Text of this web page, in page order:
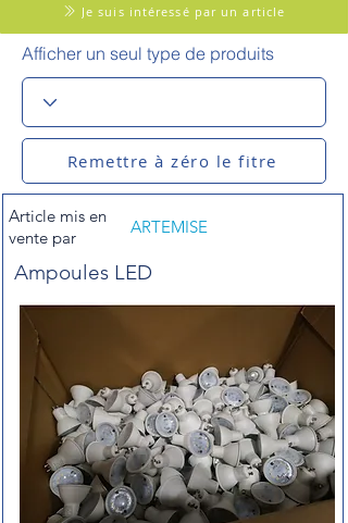
Je suis intéressé par un article
Afficher un seul type de produits
Remettre à zéro le fitre
Article mis en
vente par
ARTEMISE
Ampoules LED